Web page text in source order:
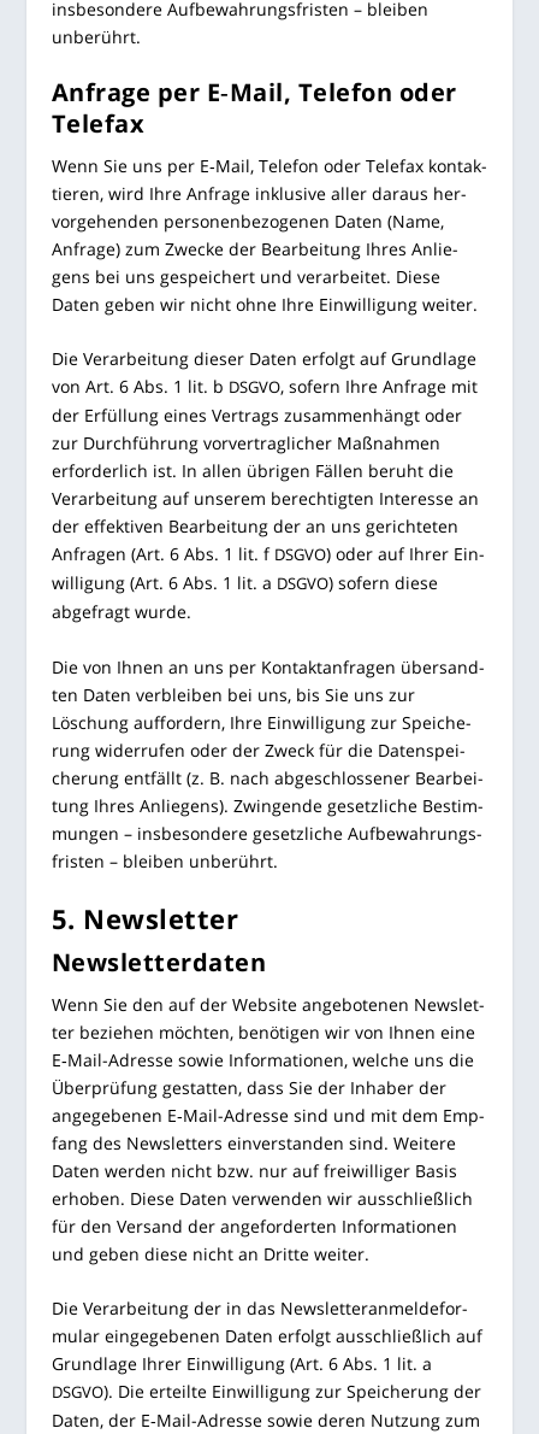
ins­be­son­de­re Auf­be­wah­rungs­fris­ten – blei­ben
unberührt.
Anfra­ge per E‑Mail, Tele­fon oder
Telefax
Wenn Sie uns per E‑Mail, Tele­fon oder Tele­fax kon­tak­
tie­ren, wird Ihre Anfra­ge inklu­si­ve aller dar­aus her­
vor­ge­hen­den per­so­nen­be­zo­ge­nen Daten (Name,
Anfra­ge) zum Zwe­cke der Bear­bei­tung Ihres Anlie­
gens bei uns gespei­chert und ver­ar­bei­tet. Die­se
Daten geben wir nicht ohne Ihre Ein­wil­li­gung weiter.
Die Ver­ar­bei­tung die­ser Daten erfolgt auf Grund­la­ge
von Art. 6 Abs. 1 lit. b DSGVO, sofern Ihre Anfra­ge mit
der Erfül­lung eines Ver­trags zusam­men­hängt oder
zur Durch­füh­rung vor­ver­trag­li­cher Maß­nah­men
erfor­der­lich ist. In allen übri­gen Fäl­len beruht die
Ver­ar­bei­tung auf unse­rem berech­tig­ten Inter­es­se an
der effek­ti­ven Bear­bei­tung der an uns gerich­te­ten
Anfra­gen (Art. 6 Abs. 1 lit. f DSGVO) oder auf Ihrer Ein­
wil­li­gung (Art. 6 Abs. 1 lit. a DSGVO) sofern die­se
abge­fragt wurde.
Die von Ihnen an uns per Kon­takt­an­fra­gen über­sand­
ten Daten ver­blei­ben bei uns, bis Sie uns zur
Löschung auf­for­dern, Ihre Ein­wil­li­gung zur Spei­che­
rung wider­ru­fen oder der Zweck für die Daten­spei­
che­rung ent­fällt (z. B. nach abge­schlos­se­ner Bear­bei­
tung Ihres Anlie­gens). Zwin­gen­de gesetz­li­che Bestim­
mun­gen – ins­be­son­de­re gesetz­li­che Auf­be­wah­rungs­
fris­ten – blei­ben unberührt.
5. News­let­ter
Newsletter­daten
Wenn Sie den auf der Web­site ange­bo­te­nen News­let­
ter bezie­hen möch­ten, benö­ti­gen wir von Ihnen eine
E‑Mail-Adres­se sowie Infor­ma­tio­nen, wel­che uns die
Über­prü­fung gestat­ten, dass Sie der Inha­ber der
ange­ge­be­nen E‑Mail-Adres­se sind und mit dem Emp­
fang des News­let­ters ein­ver­stan­den sind. Wei­te­re
Daten wer­den nicht bzw. nur auf frei­wil­li­ger Basis
erho­ben. Die­se Daten ver­wen­den wir aus­schließ­lich
für den Ver­sand der ange­for­der­ten Infor­ma­tio­nen
und geben die­se nicht an Drit­te weiter.
Die Ver­ar­bei­tung der in das News­let­ter­an­mel­de­for­
mu­lar ein­ge­ge­be­nen Daten erfolgt aus­schließ­lich auf
Grund­la­ge Ihrer Ein­wil­li­gung (Art. 6 Abs. 1 lit. a
DSGVO). Die erteil­te Ein­wil­li­gung zur Spei­che­rung der
Daten, der E‑Mail-Adres­se sowie deren Nut­zung zum